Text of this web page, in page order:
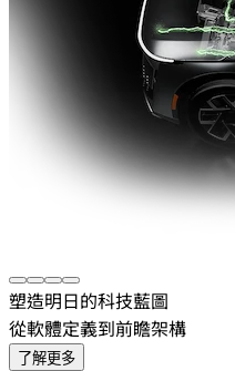
塑造明日的科技藍圖
從軟體定義到前瞻架構
了解更多